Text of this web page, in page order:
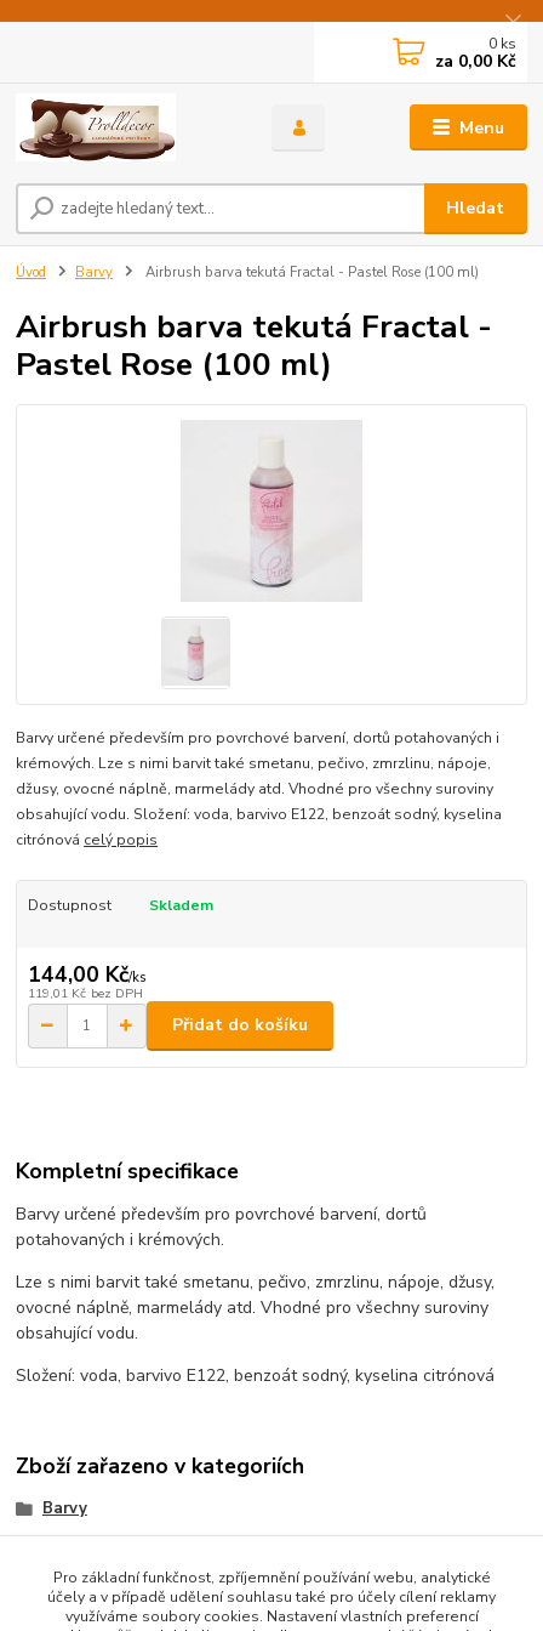
Menu
Hledat
0 ks
za 0,00 Kč
Úvod Barvy Airbrush barva tekutá Fractal - Pastel Rose (100 ml)
Airbrush barva tekutá Fractal -
Pastel Rose (100 ml)
Barvy určené především pro povrchové barvení, dortů potahovaných i
krémových. Lze s nimi barvit také smetanu, pečivo, zmrzlinu, nápoje,
džusy, ovocné náplně, marmelády atd. Vhodné pro všechny suroviny
obsahující vodu. Složení: voda, barvivo E122, benzoát sodný, kyselina
citrónová celý popis
Dostupnost Skladem
144,00 Kč/ks
119,01 Kč bez DPH
Přidat do košíku
Kompletní specifikace
Barvy určené především pro povrchové barvení, dortů
potahovaných i krémových.
Lze s nimi barvit také smetanu, pečivo, zmrzlinu, nápoje, džusy,
ovocné náplně, marmelády atd. Vhodné pro všechny suroviny
obsahující vodu.
Složení: voda, barvivo E122, benzoát sodný, kyselina citrónová
Zboží zařazeno v kategoriích
Barvy
Pro základní funkčnost, zpříjemnění používání webu, analytické
účely a v případě udělení souhlasu také pro účely cílení reklamy
využíváme soubory cookies. Nastavení vlastních preferencí